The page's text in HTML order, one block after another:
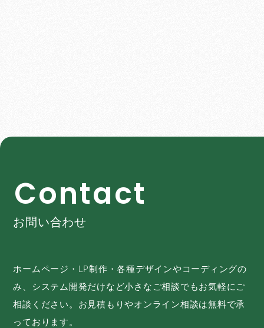
Contact
お問い合わせ
ホームページ・LP制作・各種デザインやコーディングの
み、システム開発だけなど小さなご相談でもお気軽にご
相談ください。お見積もりやオンライン相談は無料で承
っております。